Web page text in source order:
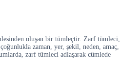
oluşan bir tümleçtir. Zarf tümleci,
zaman, yer, şekil, neden, amaç,
zarf tümleci adlaşarak cümlede